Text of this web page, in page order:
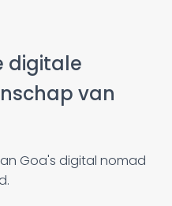
digitale
van
Goa's digital nomad